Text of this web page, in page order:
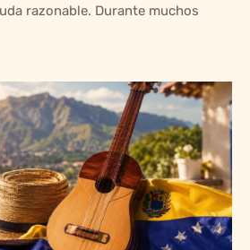
razonable. Durante muchos